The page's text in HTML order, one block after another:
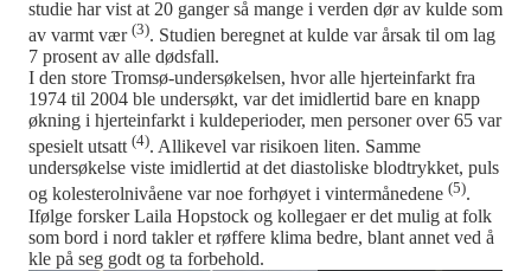
studie har vist at 20 ganger så mange i verden dør av kulde som
av varmt vær (3). Studien beregnet at kulde var årsak til om lag
7 prosent av alle dødsfall.
I den store Tromsø-undersøkelsen, hvor alle hjerteinfarkt fra
1974 til 2004 ble undersøkt, var det imidlertid bare en knapp
økning i hjerteinfarkt i kuldeperioder, men personer over 65 var
spesielt utsatt (4). Allikevel var risikoen liten. Samme
undersøkelse viste imidlertid at det diastoliske blodtrykket, puls
og kolesterolnivåene var noe forhøyet i vintermånedene (5).
Ifølge forsker Laila Hopstock og kollegaer er det mulig at folk
som bord i nord takler et røffere klima bedre, blant annet ved å
kle på seg godt og ta forbehold.